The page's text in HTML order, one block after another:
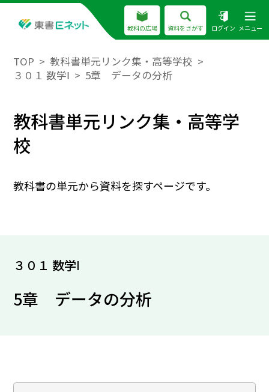
教科の広場 資料をさがす ログイン メニュー
TOP
教科書単元リンク集・高等学校
３０１ 数学Ⅰ
5章 データの分析
教科書単元リンク集・高等学
校
教科書の単元から資料を探すページです。
３０１ 数学Ⅰ
5章 データの分析